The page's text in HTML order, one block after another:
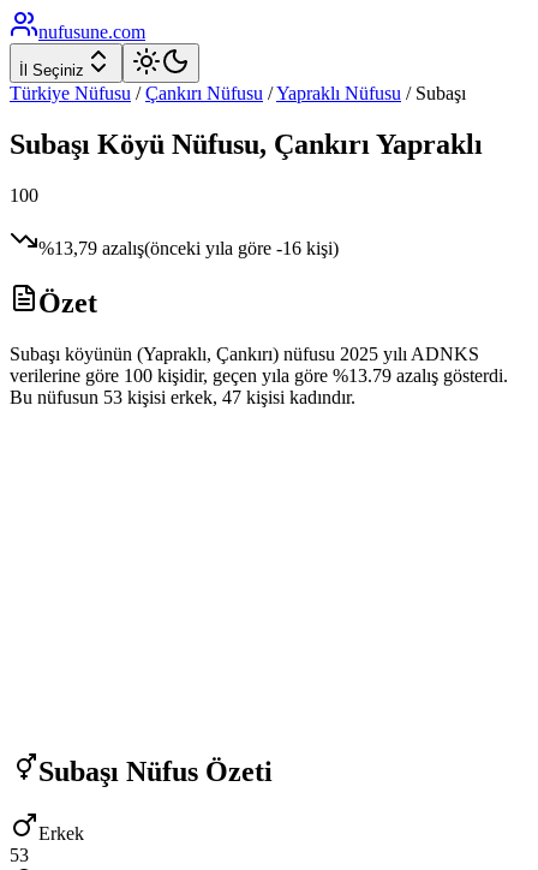
nufusune.com
İl Seçiniz
Türkiye Nüfusu / Çankırı Nüfusu /Yapraklı Nüfusu / Subaşı
Subaşı Köyü Nüfusu, Çankırı Yapraklı
100
%13,79 azalış(önceki yıla göre -16 kişi)
Özet
Subaşı köyünün (Yapraklı, Çankırı) nüfusu 2025 yılı ADNKS
verilerine göre 100 kişidir, geçen yıla göre %13.79 azalış gösterdi.
Bu nüfusun 53 kişisi erkek, 47 kişisi kadındır.
Subaşı Nüfus Özeti
Erkek
53